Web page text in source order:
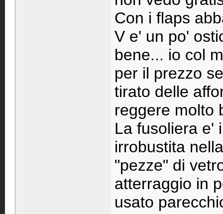
Con i flaps
V e' un po'
bene... io col
per il prezzo
tirato delle
reggere molto
La fusoliera e'
irrobustita
"pezze" di
atterraggio in
usato